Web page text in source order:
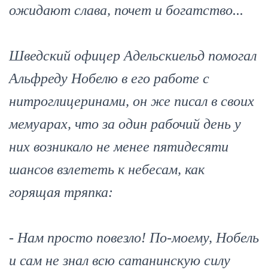
ожидают слава, почет и богатство...
Шведский офицер Адельскиельд помогал
Альфреду Нобелю в его работе с
нитроглицеринами, он же писал в своих
мемуарах, что за один рабочий день у
них возникало не менее пятидесяти
шансов взлететь к небесам, как
горящая тряпка:
- Нам просто повезло! По-моему, Нобель
и сам не знал всю сатанинскую силу